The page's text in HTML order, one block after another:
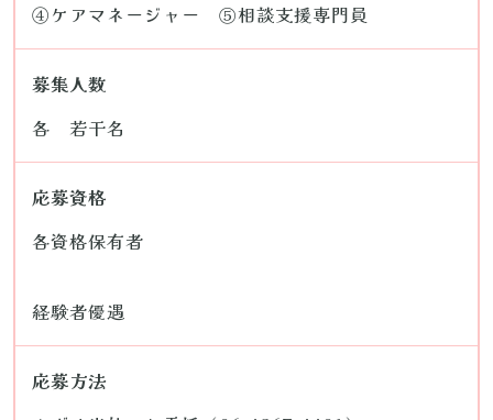
④ケアマネージャー ⑤相談支援専門員
募集人数
各 若干名
応募資格
各資格保有者
経験者優遇
応募方法